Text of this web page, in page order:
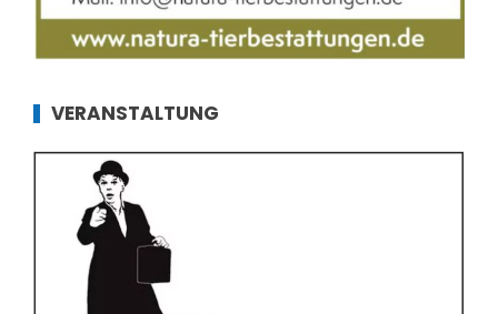
VERANSTALTUNG